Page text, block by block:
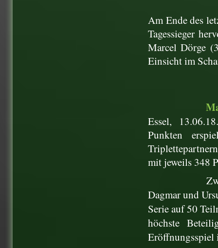
Am Ende des
Tagessieger
Marcel Dörge
Einsicht im
Essel,
Punkten
mit jeweils 348
Dagmar und
Serie auf 50
höchste
Eröffnungsspiel